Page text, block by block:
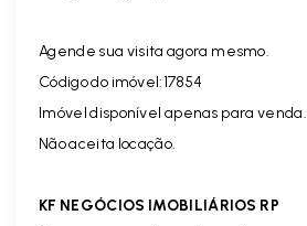
Agende sua visita agora mesmo.
Código do imóvel:17854
Imóvel disponível apenas para venda.
Não aceita locação.
KF NEGÓCIOS IMOBILIÁRIOS RP